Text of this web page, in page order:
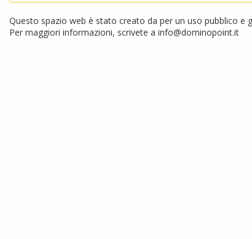
Questo spazio web è stato creato da per un uso pubblico e
Per maggiori informazioni, scrivete a info@dominopoint.it